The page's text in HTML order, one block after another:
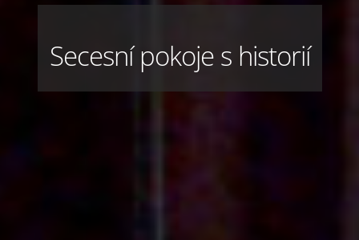
Secesní pokoje s historií